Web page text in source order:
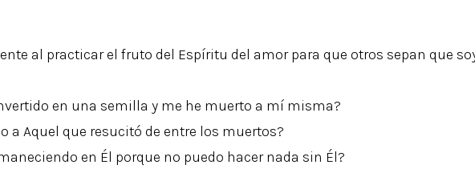
al practicar el fruto del Espíritu del amor para que otros sepan que
en una semilla y me he muerto a mí misma?
a Aquel que resucitó de entre los muertos?
en Él porque no puedo hacer nada sin Él?